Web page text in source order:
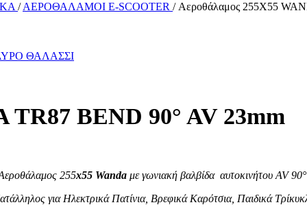
/ ΑΕΡΟΘΑΛΑΜΟΙ E-SCOOTER / Αεροθάλαμος 255X55
TR87 BEND 90° AV 23mm
255x55 Wanda με γωνιακή βαλβίδα αυτοκινήτου AV
για Ηλεκτρικά Πατίνια, Βρεφικά Καρότσια, Παιδικά